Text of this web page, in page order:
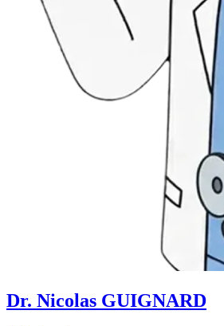
Dr. Nicolas GUIGNARD